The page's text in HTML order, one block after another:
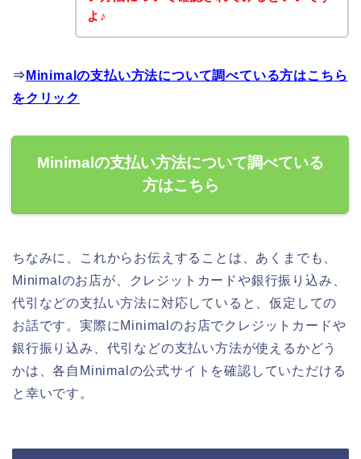
よ♪
⇒ Minimalの支払い方法について調べている方はこちら
をクリック
Minimalの支払い方法について調べている
方はこちら
ちなみに、これからお伝えすることは、あくまでも、
Minimalのお店が、クレジットカードや銀行振り込み、
代引などの支払い方法に対応していると、仮定しての
お話です。実際にMinimalのお店でクレジットカードや
銀行振り込み、代引などの支払い方法が使えるかどう
かは、各自Minimalの公式サイトを確認していただける
と幸いです。